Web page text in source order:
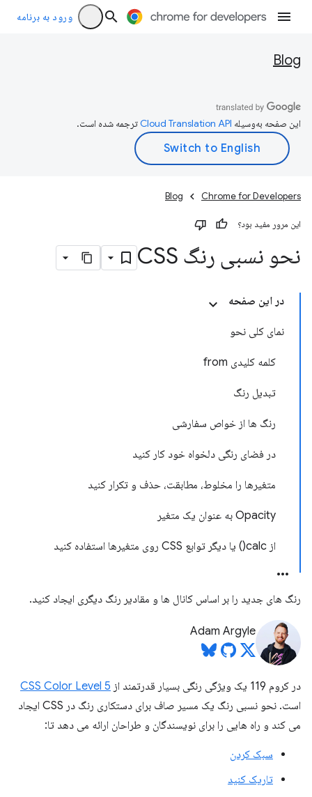
ورود به برنامه
Blog
این صفحه به‌وسیله ترجمه شده است.
Chrome for Developers
Blog
این مرور مفید بود؟
نحو نسبی رنگ CSS
در این صفحه
نمای کلی نحو
کلمه کلیدی from
تبدیل رنگ
رنگ ها از خواص سفارشی
در فضای رنگی دلخواه خود کار کنید
متغیرها را مخلوط، مطابقت، حذف و تکرار کنید
Opacity به عنوان یک متغیر
از calc() یا دیگر توابع CSS روی متغیرها استفاده کنید
رنگ های جدید را بر اساس کانال ها و مقادیر رنگ دیگری ایجاد کنید.
Adam Argyle
در کروم 119 یک ویژگی رنگی بسیار قدرتمند از
CSS Color Level 5
است. نحو نسبی رنگ یک مسیر صاف برای دستکاری رنگ در CSS ایجاد
می کند و راه هایی را برای نویسندگان و طراحان ارائه می دهد تا:
سبک کردن
تاریک کنید